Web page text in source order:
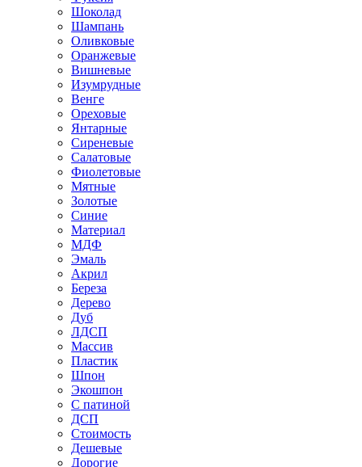
Шоколад
Шампань
Оливковые
Оранжевые
Вишневые
Изумрудные
Венге
Ореховые
Янтарные
Сиреневые
Салатовые
Фиолетовые
Мятные
Золотые
Синие
Материал
МДФ
Эмаль
Акрил
Береза
Дерево
Дуб
ЛДСП
Массив
Пластик
Шпон
Экошпон
С патиной
ДСП
Стоимость
Дешевые
Дорогие